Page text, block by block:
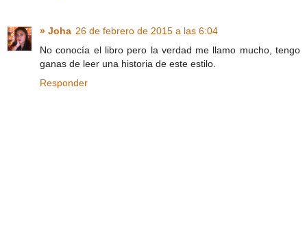
» Joha 26 de febrero de 2015 a las 6:04
No conocía el libro pero la verdad me llamo mucho, tengo
ganas de leer una historia de este estilo.
Responder